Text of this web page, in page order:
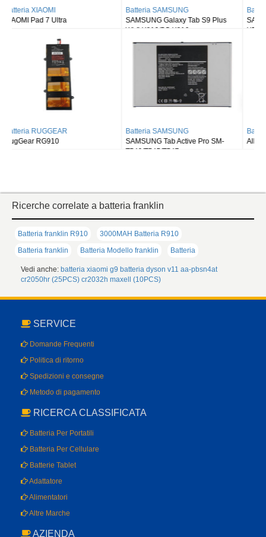
Batteria SAMSUNG
SAMSUNG Galaxy Tab S9 Plus
Batteria SAMSUNG
SAMSUNG Galaxy Tab S9FE X510
X516 X518
Batteria SAMSUNG
SAMSUNG Tab Active Pro SM-
Batteria ALLDOCUBE
Alldocube T50
Ricerche correlate a batteria franklin
Batteria franklin R910
3000MAH Batteria R910
Batteria franklin
Batteria Modello franklin Batteria
Vedi anche: batteria xiaomi g9 batteria dyson v11 aa-pbsn4at
cr2050hr (25PCS) cr2032h maxell (10PCS)
SERVICE
Domande Frequenti
Politica di ritorno
Spedizioni e consegne
Metodo di pagamento
RICERCA CLASSIFICATA
Batteria Per Portatili
Batteria Per Cellulare
Batterie Tablet
Adattatore
Alimentatori
Altre Marche
AZIENDA